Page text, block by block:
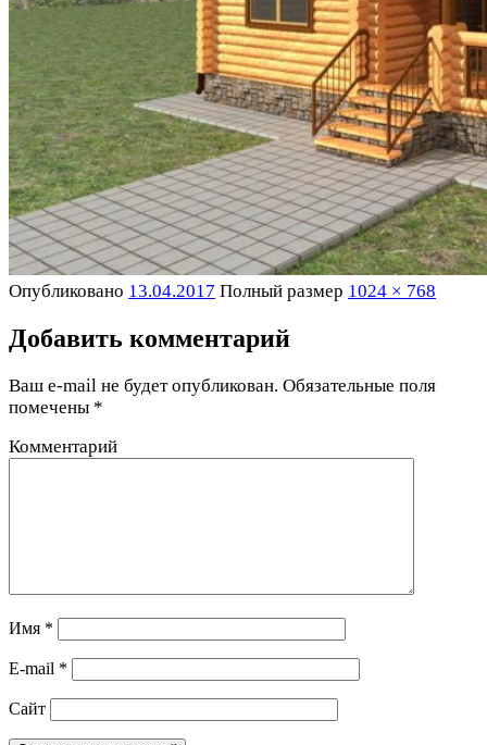
Опубликовано 13.04.2017 Полный размер 1024 × 768
Добавить комментарий
Ваш e-mail не будет опубликован. Обязательные поля
помечены *
Комментарий
Имя *
E-mail *
Сайт